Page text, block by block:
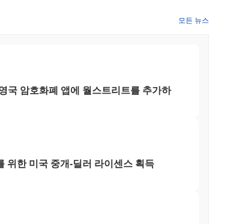
모든 뉴스
국 암호화폐 앱에 월스트리트를 추가하
위한 미국 중개-딜러 라이센스 획득